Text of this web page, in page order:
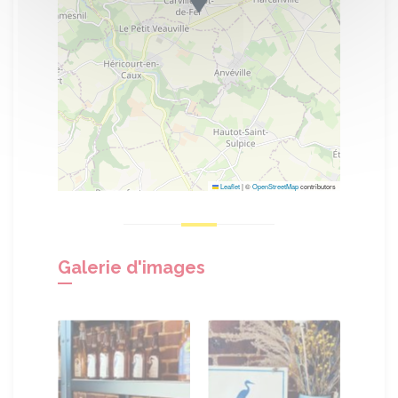
Leaflet|©OpenStreetMapcontributors
Galerie d'images